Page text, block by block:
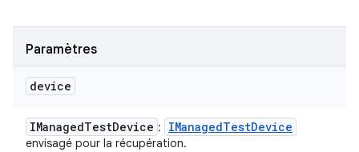
Paramètres
device
IManagedTestDevice : IManagedTestDevice
envisagé pour la récupération.